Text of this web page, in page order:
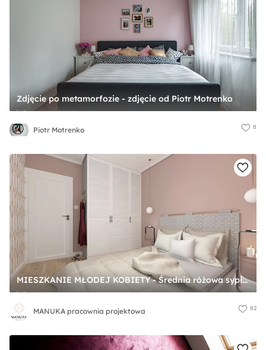
Zdjęcie po metamorfozie - zdjęcie od Piotr Motrenko
Piotr Motrenko 8
MIESZKANIE MŁODEJ KOBIETY - Średnia różowa sypialnia, styl glamour - zdjęcie od MANUKA pracownia projektowa
MANUKA pracownia projektowa 82